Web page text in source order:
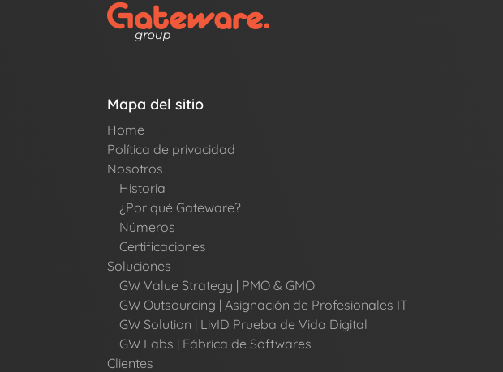
Mapa del sitio
Home
Política de privacidad
Nosotros
Historia
¿Por qué Gateware?
Números
Certificaciones
Soluciones
GW Value Strategy | PMO & GMO
GW Outsourcing | Asignación de Profesionales IT
GW Solution | LivID Prueba de Vida Digital
GW Labs | Fábrica de Softwares
Clientes